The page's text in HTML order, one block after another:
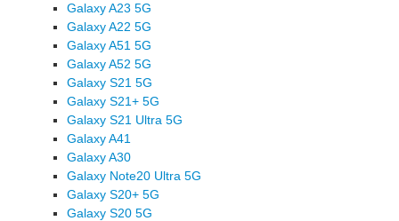
Galaxy A23 5G
Galaxy A22 5G
Galaxy A51 5G
Galaxy A52 5G
Galaxy S21 5G
Galaxy S21+ 5G
Galaxy S21 Ultra 5G
Galaxy A41
Galaxy A30
Galaxy Note20 Ultra 5G
Galaxy S20+ 5G
Galaxy S20 5G